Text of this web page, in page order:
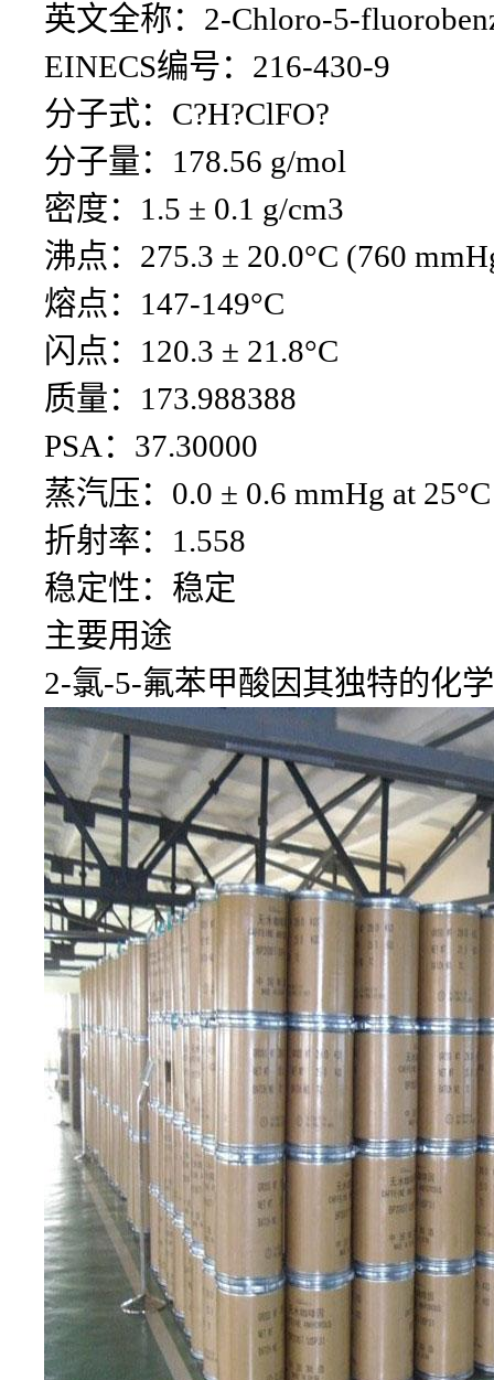
英文全称：2-Chloro-5-
EINECS编号：216-430-9
分子式：C?H?ClFO?
分子量：178.56 g/mol
密度：1.5 ± 0.1 g/cm3
沸点：275.3 ± 20.0°C (760
熔点：147-149°C
闪点：120.3 ± 21.8°C
质量：173.988388
PSA：37.30000
蒸汽压：0.0 ± 0.6 mmHg at 25°C
折射率：1.558
稳定性：稳定
主要用途
2-氯-5-氟苯甲酸因其独特的化